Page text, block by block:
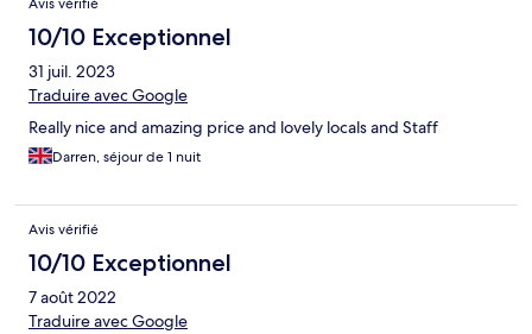
Avis vérifié
10/10 Exceptionnel
31 juil. 2023
Traduire avec Google
Really nice and amazing price and lovely locals and Staff
Darren, séjour de 1 nuit
Avis vérifié
10/10 Exceptionnel
7 août 2022
Traduire avec Google